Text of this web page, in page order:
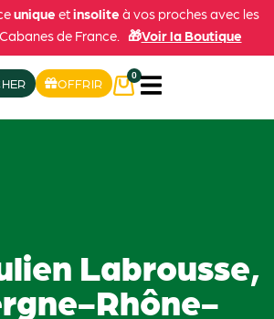
unique etinsolite à vos proches avec les
de France. 🎁Voir la Boutique
OFFRIR
0
Labrousse,
Rhône-